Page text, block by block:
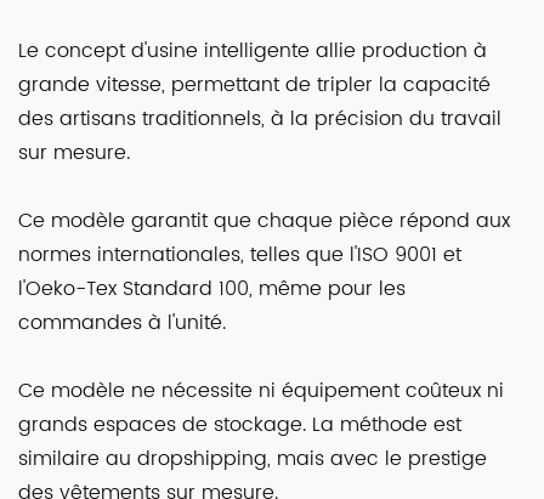
Le concept d'usine intelligente allie production à
grande vitesse, permettant de tripler la capacité
des artisans traditionnels, à la précision du travail
sur mesure.
Ce modèle garantit que chaque pièce répond aux
normes internationales, telles que l'ISO 9001 et
l'Oeko-Tex Standard 100, même pour les
commandes à l'unité.
Ce modèle ne nécessite ni équipement coûteux ni
grands espaces de stockage. La méthode est
similaire au dropshipping, mais avec le prestige